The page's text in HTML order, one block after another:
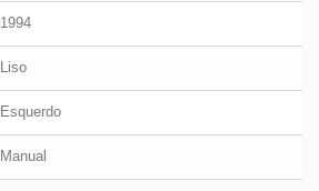
1994
Liso
Esquerdo
Manual